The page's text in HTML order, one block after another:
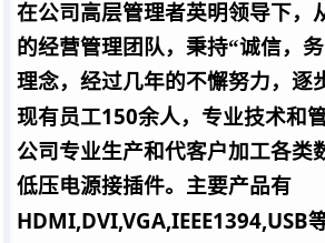
在公司高层管理者英明领导下，
的经营管理团队，秉持“诚信，
理念，经过几年的不懈努力，逐
现有员工150余人，专业技术和
公司专业生产和代客户加工各类
低压电源接插件。主要产品有
HDMI,DVI,VGA,IEEE1394,USB